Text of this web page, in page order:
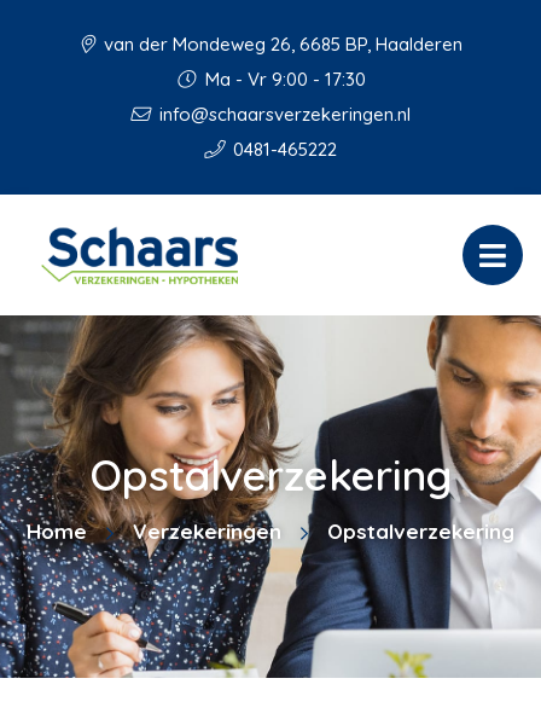
van der Mondeweg 26, 6685 BP, Haalderen
Ma - Vr 9:00 - 17:30
info@schaarsverzekeringen.nl
0481-465222
Opstalverzekering
Home Verzekeringen Opstalverzekering